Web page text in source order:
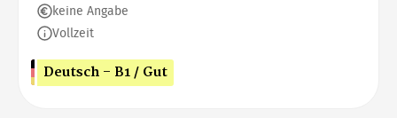
keine Angabe
Vollzeit
Deutsch - B1 / Gut